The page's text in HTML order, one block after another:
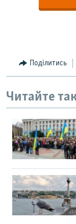
Поділитись
Читайте